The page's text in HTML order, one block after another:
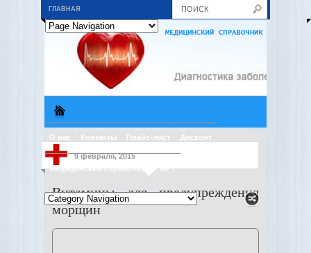
ГЛАВНАЯ
О нас Контакты Прайс-лист Дисконт
Медицинский справочник МРТ
9 февраля, 2015
Витамины для предупреждения
морщин